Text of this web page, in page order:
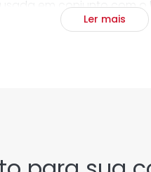
em conjunto com o
a fixação e Ler mais